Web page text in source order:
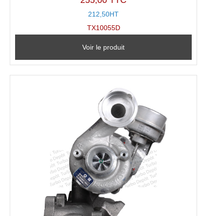
212,50HT
TX10055D
Voir le produit